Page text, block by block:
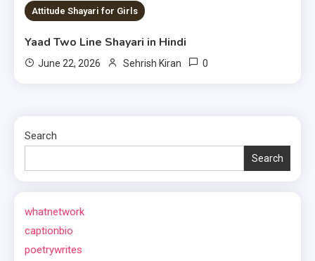
1 MIN READ
Attitude Shayari for Girls
Yaad Two Line Shayari in Hindi
June 22, 2026 Sehrish Kiran 0
Search
Search
whatnetwork
captionbio
poetrywrites